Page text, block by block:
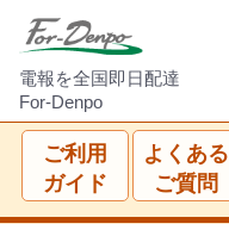
電報を全国即日配達
For-Denpo
ご利用
ガイド
よくある
ご質問